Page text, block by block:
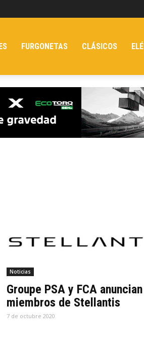
FURGONETAS CLÁSICOS
Noticias
Groupe PSA y FCA
miembros de Stellantis
7 de octubre 2020